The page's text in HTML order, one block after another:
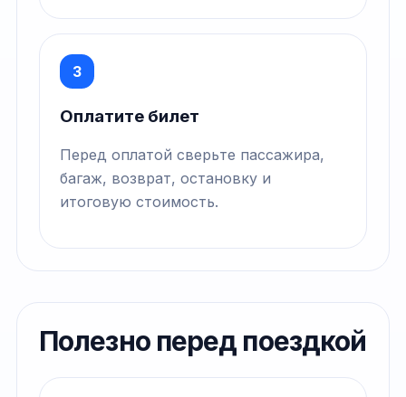
3
Оплатите билет
Перед оплатой сверьте пассажира,
багаж, возврат, остановку и
итоговую стоимость.
Полезно перед поездкой